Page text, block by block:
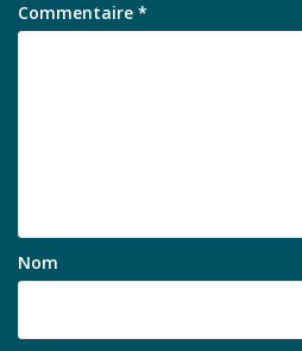
Commentaire *
Nom